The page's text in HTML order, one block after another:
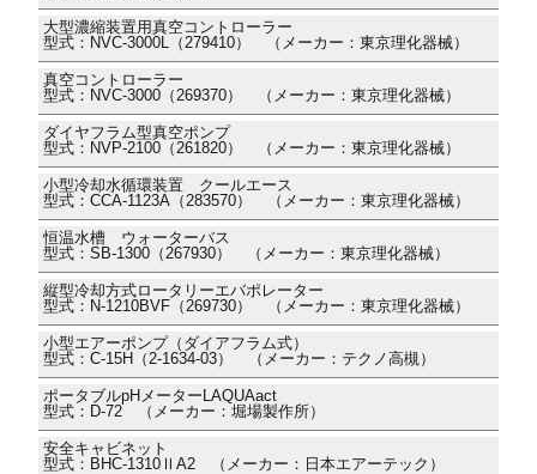
大型濃縮装置用真空コントローラー
型式：NVC-3000L（279410） （メーカー：東京理化器械）
真空コントローラー
型式：NVC-3000（269370） （メーカー：東京理化器械）
ダイヤフラム型真空ポンプ
型式：NVP-2100（261820） （メーカー：東京理化器械）
小型冷却水循環装置 クールエース
型式：CCA-1123A（283570） （メーカー：東京理化器械）
恒温水槽 ウォーターバス
型式：SB-1300（267930） （メーカー：東京理化器械）
縦型冷却方式ロータリーエバポレーター
型式：N-1210BVF（269730） （メーカー：東京理化器械）
小型エアーポンプ（ダイアフラム式）
型式：C-15H（2-1634-03） （メーカー：テクノ高槻）
ポータブルpHメーターLAQUAact
型式：D-72 （メーカー：堀場製作所）
安全キャビネット
型式：BHC-1310ⅡA2 （メーカー：日本エアーテック）